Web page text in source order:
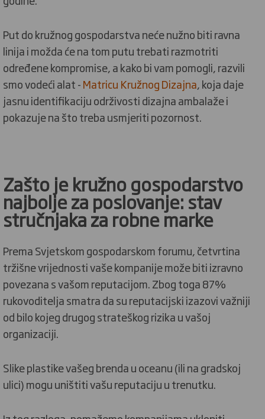
Put do kružnog gospodarstva neće nužno biti ravna
linija i možda će na tom putu trebati razmotriti
određene kompromise, a kako bi vam pomogli, razvili
smo vodeći alat -Matricu Kružnog Dizajna, koja daje
jasnu identifikaciju održivosti dizajna ambalaže i
pokazuje na što treba usmjeriti pozornost.
Zašto je kružno gospodarstvo
najbolje za poslovanje: stav
stručnjaka za robne marke
Prema Svjetskom gospodarskom forumu, četvrtina
tržišne vrijednosti vaše kompanije može biti izravno
povezana s vašom reputacijom. Zbog toga 87%
rukovoditelja smatra da su reputacijski izazovi važniji
od bilo kojeg drugog strateškog rizika u vašoj
organizaciji.
Slike plastike vašeg brenda u oceanu (ili na gradskoj
ulici) mogu uništiti vašu reputaciju u trenutku.